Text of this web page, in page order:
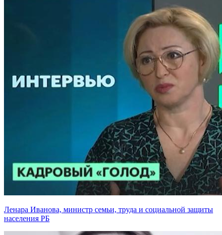
Ленара Иванова, министр семьи, труда и социальной защиты
населения РБ